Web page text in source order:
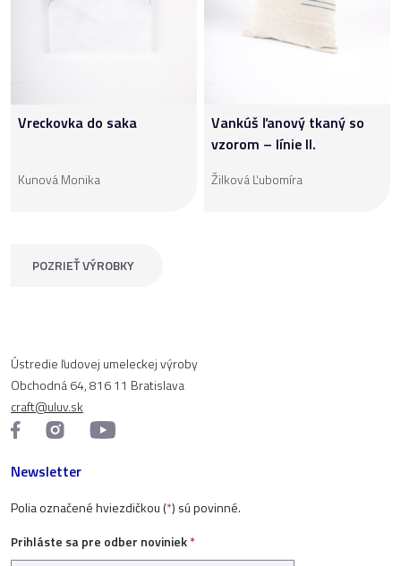
Vreckovka do saka
Kunová Monika
Vankúš ľanový tkaný so
vzorom – línie II.
Žilková Ľubomíra
POZRIEŤ VÝROBKY
Ústredie ľudovej umeleckej výroby
Obchodná 64, 816 11 Bratislava
craft@uluv.sk
Newsletter
Polia označené hviezdičkou (*) sú povinné.
Prihláste sa pre odber noviniek*